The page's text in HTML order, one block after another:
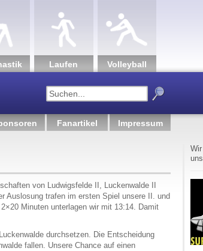
Lau­fen Volley­ball
Fanartikel Impressum
von Ludwigsfelde II, Luckenwalde II
Auslosung trafen im ersten Spiel unsere II. und
Minuten unterlagen wir mit 13:14. Damit
durchsetzen. Die Entscheidung
fallen. Unsere Chance auf einen